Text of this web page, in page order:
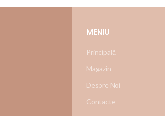
MENIU
Principală
Magazin
Despre Noi
Contacte